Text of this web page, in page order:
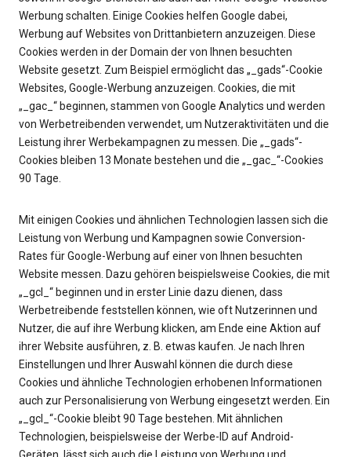
Werbung schalten. Einige Cookies helfen Google dabei,
Werbung auf Websites von Drittanbietern anzuzeigen. Diese
Cookies werden in der Domain der von Ihnen besuchten
Website gesetzt. Zum Beispiel ermöglicht das „_gads“-Cookie
Websites, Google-Werbung anzuzeigen. Cookies, die mit
„_gac_“ beginnen, stammen von Google Analytics und werden
von Werbetreibenden verwendet, um Nutzeraktivitäten und die
Leistung ihrer Werbekampagnen zu messen. Die „_gads“-
Cookies bleiben 13 Monate bestehen und die „_gac_“-Cookies
90 Tage.
Mit einigen Cookies und ähnlichen Technologien lassen sich die
Leistung von Werbung und Kampagnen sowie Conversion-
Rates für Google-Werbung auf einer von Ihnen besuchten
Website messen. Dazu gehören beispielsweise Cookies, die mit
„_gcl_“ beginnen und in erster Linie dazu dienen, dass
Werbetreibende feststellen können, wie oft Nutzerinnen und
Nutzer, die auf ihre Werbung klicken, am Ende eine Aktion auf
ihrer Website ausführen, z. B. etwas kaufen. Je nach Ihren
Einstellungen und Ihrer Auswahl können die durch diese
Cookies und ähnliche Technologien erhobenen Informationen
auch zur Personalisierung von Werbung eingesetzt werden. Ein
„_gcl_“-Cookie bleibt 90 Tage bestehen. Mit ähnlichen
Technologien, beispielsweise der Werbe-ID auf Android-